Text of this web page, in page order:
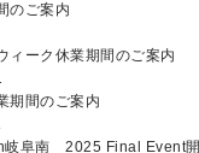
のご案内
ィーク休業期間のご案内
期間のご案内
岐阜南 2025 Final Event開